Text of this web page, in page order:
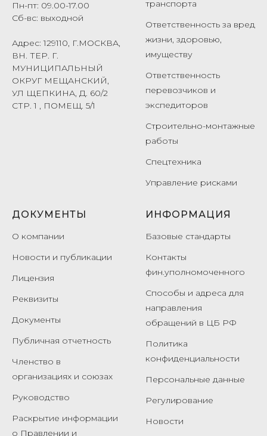
Пн-пт: 09.00-17.00
Сб-вс: выходной
Адрес: 129110, Г.МОСКВА,
ВН. ТЕР. Г.
МУНИЦИПАЛЬНЫЙ
ОКРУГ МЕЩАНСКИЙ,
УЛ ЩЕПКИНА, Д. 60/2
СТР. 1 , ПОМЕЩ. 5/1
транспорта
Ответственность за вред
жизни, здоровью,
имуществу
Ответственность
перевозчиков и
экспедиторов
Строительно-монтажные
работы
Спецтехника
Управление рисками
ДОКУМЕНТЫ
О компании
Новости и публикации
Лицензия
Реквизиты
Документы
Публичная отчетность
Членство в
организациях и союзах
Руководство
Раскрытие информации
о Правлении и
ИНФОРМАЦИЯ
Базовые стандарты
Контакты
фин.уполномоченного
Способы и адреса для
направления
обращений в ЦБ РФ
Политика
конфиденциальности
Персональные данные
Регулирование
Новости